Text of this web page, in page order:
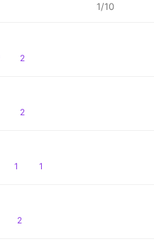
1/10
댓
2
댓
2
공1
댓1
댓
2